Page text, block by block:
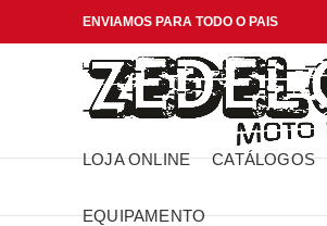
ENVIAMOS PARA TODO O PAIS
LOJA ONLINE CATÁLOGOS
EQUIPAMENTO